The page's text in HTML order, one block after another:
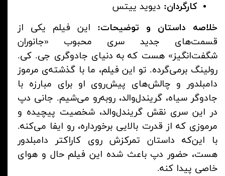
کارگردان: دیوید ییتس
خلاصه داستان و توضیحات: این فیلم یکی از
قسمت‌های جدید سری محبوب «جانوران
شگفت‌انگیز» هست که به دنیای جادوگری جی. کی.
رولینگ برمی‌گرده. تو این فیلم، ما با گذشته‌ی مرموز
دامبلدور و چالش‌های پیش‌روی او برای مبارزه با
جادوگر سیاه، گریندل‌والد، روبه‌رو می‌شیم. جانی دپ
در این سری نقش گریندل‌والد، شخصیت پیچیده و
مرموزی که از قدرت بالایی برخورداره، رو ایفا می‌کنه.
با این‌که داستان تمرکزش روی کاراکتر دامبلدور
هست، حضور دپ باعث شده این فیلم حال و هوای
خاصی پیدا کنه.